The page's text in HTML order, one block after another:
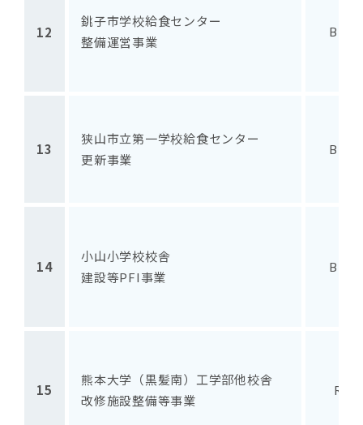
12
銚子市学校給食センター
整備運営事業
BTO
13
狭山市立第一学校給食センター
更新事業
BTO
14
小山小学校校舎
建設等PFI事業
BTO
15
熊本大学（黒髪南）工学部他校舎
改修施設整備等事業
RO